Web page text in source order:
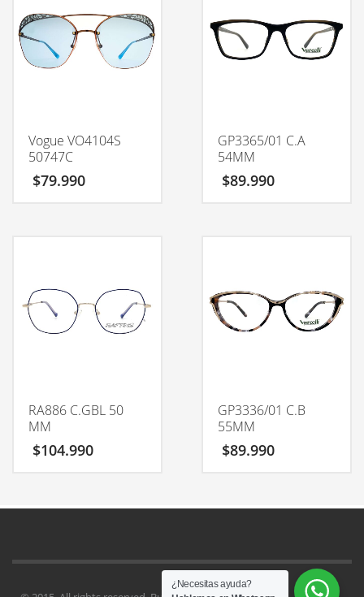
Vogue VO4104S
50747C
$79.990
GP3365/01 C.A
54MM
$89.990
RA886 C.GBL 50
MM
$104.990
GP3336/01 C.B
55MM
$89.990
¿Necesitas ayuda?